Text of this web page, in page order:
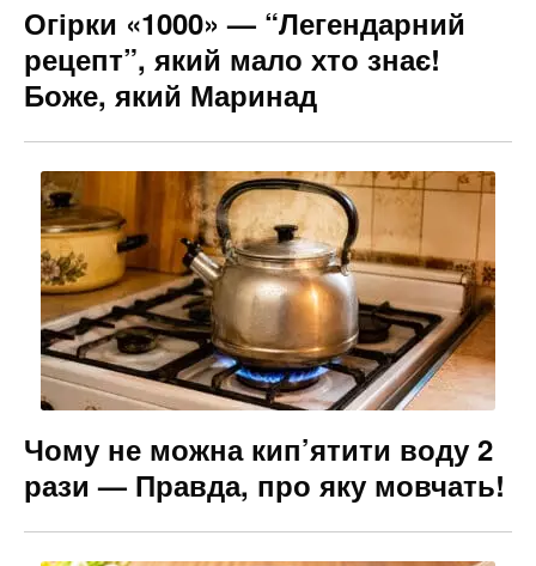
Огірки «1000» — “Легендарний
рецепт”, який мало хто знає!
Боже, який Маринад
Чому не можна кип’ятити воду 2
рази — Правда, про яку мовчать!